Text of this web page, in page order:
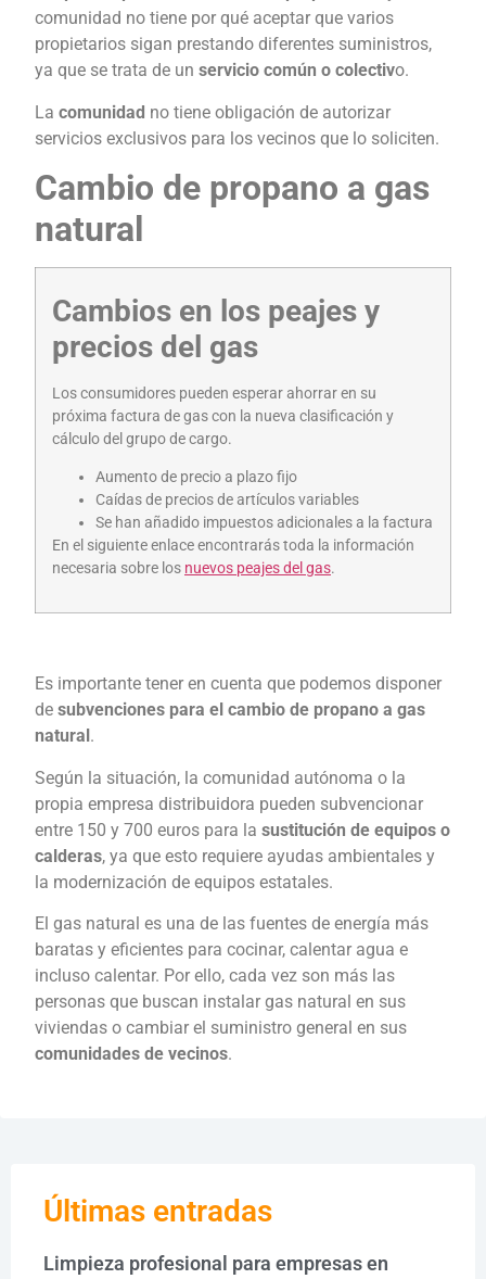
comunidad no tiene por qué aceptar que varios
propietarios sigan prestando diferentes suministros,
ya que se trata de un servicio común o colectivo.
La comunidad no tiene obligación de autorizar
servicios exclusivos para los vecinos que lo soliciten.
Cambio de propano a gas
natural
Cambios en los peajes y
precios del gas
Los consumidores pueden esperar ahorrar en su
próxima factura de gas con la nueva clasificación y
cálculo del grupo de cargo.
Aumento de precio a plazo fijo
Caídas de precios de artículos variables
Se han añadido impuestos adicionales a la factura
En el siguiente enlace encontrarás toda la información
necesaria sobre los nuevos peajes del gas.
Es importante tener en cuenta que podemos disponer
de subvenciones para el cambio de propano a gas
natural .
Según la situación, la comunidad autónoma o la
propia empresa distribuidora pueden subvencionar
entre 150 y 700 euros para la sustitución de equipos o
calderas, ya que esto requiere ayudas ambientales y
la modernización de equipos estatales.
El gas natural es una de las fuentes de energía más
baratas y eficientes para cocinar, calentar agua e
incluso calentar. Por ello, cada vez son más las
personas que buscan instalar gas natural en sus
viviendas o cambiar el suministro general en sus
comunidades de vecinos.
Últimas entradas
Limpieza profesional para empresas en